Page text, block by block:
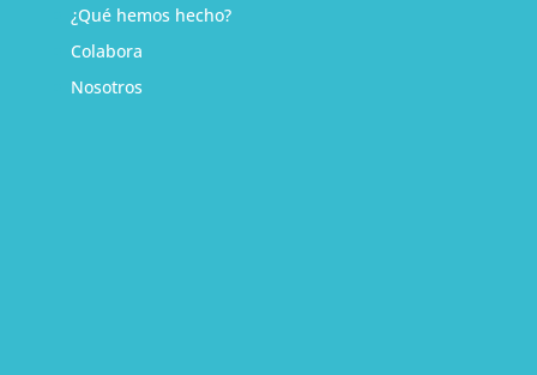
¿Qué hemos hecho?
Colabora
Nosotros